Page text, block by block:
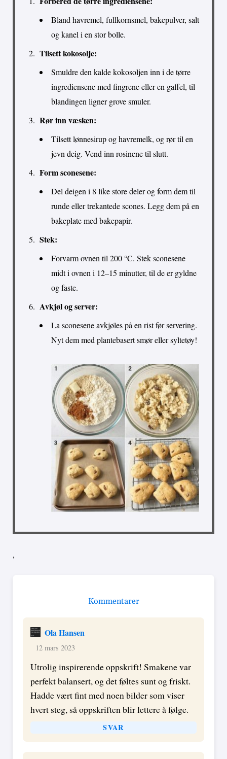
Bland havremel, fullkornsmel, bakepulver, salt
og kanel i en stor bolle.
Tilsett kokosolje:
Smuldre den kalde kokosoljen inn i de tørre
ingrediensene med fingrene eller en gaffel, til
blandingen ligner grove smuler.
Rør inn væsken:
Tilsett lønnesirup og havremelk, og rør til en
jevn deig. Vend inn rosinene til slutt.
Form sconesene:
Del deigen i 8 like store deler og form dem til
runde eller trekantede scones. Legg dem på en
bakeplate med bakepapir.
Stek:
Forvarm ovnen til 200 °C. Stek sconesene
midt i ovnen i 12–15 minutter, til de er gyldne
og faste.
Avkjøl og server:
La sconesene avkjøles på en rist før servering.
Nyt dem med plantebasert smør eller syltetøy!
,
Kommentarer
Ola Hansen
12 mars 2023
Utrolig inspirerende oppskrift! Smakene var
perfekt balansert, og det føltes sunt og friskt.
Hadde vært fint med noen bilder som viser
hvert steg, så oppskriften blir lettere å følge.
SVAR